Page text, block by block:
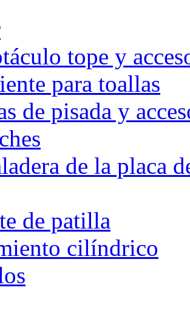
tope y
para toallas
de pisada y
de la placa
de patilla
cilíndrico